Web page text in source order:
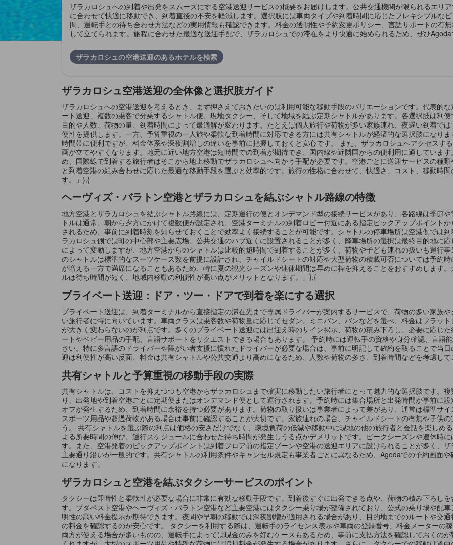
ザラカロシュへの到着や出発をスムーズにする空港送迎サービスの概要をお届けします。公共交通機関が限られるエリ
に合わせて快適に移動でき、到着直後の不安を軽減します。選択肢には車両タイプや到着時間に応じたフレキシブルな
間、運転手との待ち合わせ方法などの実用情報も確認できます。料金の透明性や予約変更ポリシー、言語サポートの有
して立てられます。旅程に合わせた最適な送迎手配で、ザラカロシュでの滞在をより快適に始められるため、ぜひ
ザラカロシュの空港送迎のあるホテルを検索
ザラカロシュ空港送迎の全体像と選択肢ガイド
ザラカロシュへの空港送迎を考えるとき、まず押さえておきたいのは利用可能な移動手段のバリエーションです。代表的
ート送迎、複数の乗客で分乗するシャトル便、現地タクシー、そして地域を結ぶ定期シャトルがあります。各選択肢は利
目的や人数、荷物の量、到着時間によって最適解が変わります。たとえば個人旅行や荷物が多い家族連れ、夜遅い到着で
便性を提供します。一方、予算重視の一人旅や柔軟な到着時間に対応できる方には共有シャトルが経済的な選択肢になり
時間帯に便利ですが、料金体系や深夜割増しの違いを事前に把握しておくと安心です。 また、ザラカロシュへアクセスす
画が立てやすくなります。地元に近い地方空港は短時間での到着が期待でき、国内線や近隣国からの便利用に適していま
め、国際線で到着する旅行者はそこから地上移動でザラカロシュへ向かう手配が必要です。空港ごとに送迎サービスの種
と到着空港の組み合わせに応じた最適な移動手段を選ぶと効率的です。旅行の性格に合わせて、快適さ、コスト、移動時
す。」},{
ヘーヴィズ・バラトン空港とザラカロシュを結ぶシャトル路線の特徴
地方空港とザラカロシュを結ぶシャトル路線には、定期運行の便とオンデマンド型の接続サービスがあり、各路線は季節
トルは通常、朝から夕方にかけて複数便が設定され、空港ターミナルの到着ロビー付近にある指定ピックアップポイント
されるため、事前に到着時刻を知らせておくことで効率よく接続することが可能です。シャトルの停車場所は空港側では
ラカロシュ側では町の中心部や主要広場、公共交通のハブ近くに設置されることが多く、降車場所の選択は最終目的地に
によって変動しますが、地方空港からのシャトルは比較的短時間で到着することが多く、荷物や子ども連れの扱いも運行
のシャトルは標準的なスーツケース数を前提に設計され、チャイルドシートの対応や大型荷物の積載可否については予約
が増える一方で満席になることもあるため、特に夏の観光シーズンや連休期間は早めに枠を抑えることをおすすめします
ルは待ち時間が短く、地域内移動の利便性が高い点がメリットとなります。」},{
プライベート送迎：ドア・ツー・ドアで到着を楽にする選択
プライベート送迎は、到着ターミナルから直接指定の滞在先まで専属ドライバーが案内するサービスで、荷物の多い家族
い旅行者に特に向いています。車両クラスは乗客数や荷物量に応じてセダン、ミニバン、バンなどを選べ、料金はフラッ
が大きく変わらないのが利点です。多くのプライベート送迎には出迎え時のサイン掲示、荷物の積み下ろし、必要に応じ
ートやベビー用品の手配、言語サポートをリクエストできる場合もあります。 予約時には運転手の資格や身分確認、言語
さい。特に多言語のドライバーや障がい者支援に慣れたドライバーが必要な場合は、事前に明記して確約を取ることで当
迎は利便性が高い反面、料金は共有シャトルや公共交通より高めになるため、人数や荷物の多さ、到着時間などを考慮し
共有シャトルと予算重視の移動手段の実際
共有シャトルは、コストを抑えつつも空港からザラカロシュまで確実に移動したい旅行者にとって魅力的な選択肢です。
り、出発地や到着空港ごとに定期便またはオンデマンド便として運行されます。予約時には集合場所と出発時間が事前に
オフが発生するため、到着時間に余裕を持つ必要があります。荷物の取り扱いは事業者によって差があり、通常は標準サ
スポーツ用品や超過荷物がある場合は事前に確認することが大切です。家族連れの場合、チャイルドシートの有無や子供
う。 共有シャトルを選ぶ際の利点は価格の安さだけでなく、環境負荷の低減や移動中に現地の他の旅行者と会話を楽しめ
よる所要時間の伸び、運行スケジュールに合わせた待ち時間が発生しうる点がデメリットです。ピークシーズンや連休時
す。また、空港発着のピックアップポイントは到着フロア前の指定ゾーンや空港の送迎エリアに設けられることが多く、
主要通り沿いが一般的です。共有シャトルの利用条件やキャンセル規定も事業者ごとに異なるため、Agodaでの予約画面
になります。
ザラカロシュと空港を結ぶタクシーサービスのポイント
タクシーは即時性と柔軟性が必要な場合に非常に有効な移動手段です。到着後すぐに出発できる点や、荷物の積み下ろし
す。ブダペスト空港やヘーヴィズ・バラトン空港など主要空港にはタクシー乗り場が整備されており、公式の乗り場や配
明性の高い料金提示が期待できます。夜間や早朝の移動では深夜割増が適用される場合があり、目的地までのルートや交
の料金を確認するのが安心です。 タクシーを利用する際は、運転手のライセンス表示や車両の登録番号、料金メーターの
両方が使える場合が多いものの、運転手によっては現金のみを好むケースもあるため、事前に支払方法を確認しておくの